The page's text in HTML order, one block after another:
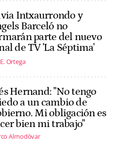
Intxaurrondo y
Barceló no
parte del nuevo
de TV 'La Séptima'
E. Ortega
Hernand: "No tengo
a un cambio de
Mi obligación es
bien mi trabajo"
Almodóvar